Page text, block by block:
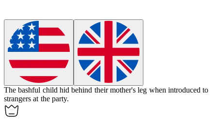
Thebashful child hid behind their mother's leg when introduced to
strangers at the party.